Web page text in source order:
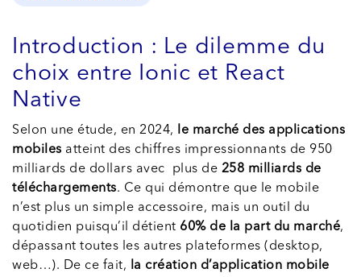
Introduction : Le dilemme du
choix entre Ionic et React
Native
Selon une étude, en 2024,
le marché des applications
mobiles atteint des chiffres impressionnants de 950
milliards de dollars avec plus de 258 milliards de
téléchargements. Ce qui démontre que le mobile
n’est plus un simple accessoire, mais un outil du
quotidien puisqu’il détient 60% de la part du marché,
dépassant toutes les autres plateformes (desktop,
web…). De ce fait,
la création d’application mobile